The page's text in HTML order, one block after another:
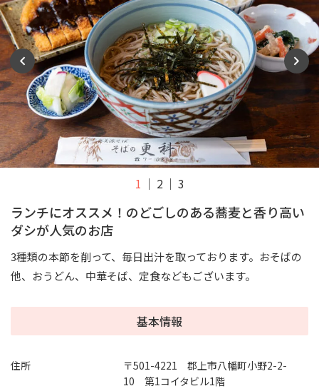
1 2 3
ランチにオススメ！のどごしのある蕎麦と香り高い
ダシが人気のお店
3種類の本節を削って、毎日出汁を取っております。おそばの
他、おうどん、中華そば、定食などもございます。
基本情報
住所
〒501-4221 郡上市八幡町小野2-2-
10 第1コイタビル1階